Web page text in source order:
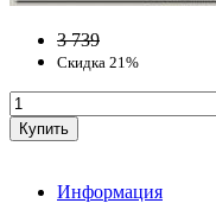
3 739
Скидка 21%
Информация